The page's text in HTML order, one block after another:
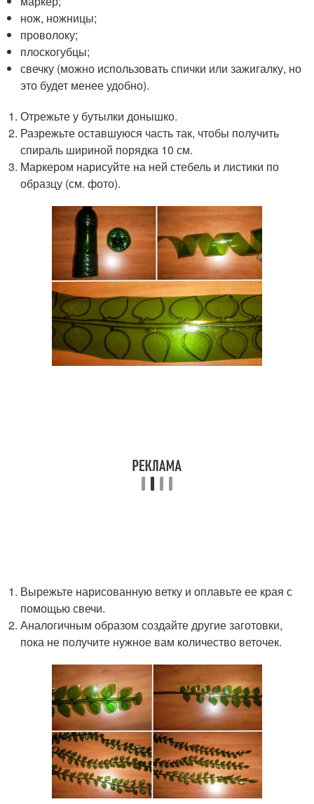
нож, ножницы;
проволоку;
плоскогубцы;
свечку (можно использовать спички или зажигалку, но
это будет менее удобно).
Отрежьте у бутылки донышко.
Разрежьте оставшуюся часть так, чтобы получить
спираль шириной порядка 10 см.
Маркером нарисуйте на ней стебель и листики по
образцу (см. фото).
Вырежьте нарисованную ветку и оплавьте ее края с
помощью свечи.
Аналогичным образом создайте другие заготовки,
пока не получите нужное вам количество веточек.